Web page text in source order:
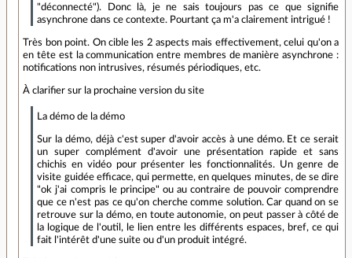
"déconnecté"). Donc là, je ne sais toujours pas ce que signifie
asynchrone dans ce contexte. Pourtant ça m'a clairement intrigué !
Très bon point. On cible les 2 aspects mais effectivement, celui qu'on a
en tête est la communication entre membres de manière asynchrone :
notifications non intrusives, résumés périodiques, etc.
À clarifier sur la prochaine version du site
La démo de la démo
Sur la démo, déjà c'est super d'avoir accès à une démo. Et ce serait
un super complément d'avoir une présentation rapide et sans
chichis en vidéo pour présenter les fonctionnalités. Un genre de
visite guidée efficace, qui permette, en quelques minutes, de se dire
"ok j'ai compris le principe" ou au contraire de pouvoir comprendre
que ce n'est pas ce qu'on cherche comme solution. Car quand on se
retrouve sur la démo, en toute autonomie, on peut passer à côté de
la logique de l'outil, le lien entre les différents espaces, bref, ce qui
fait l'intérêt d'une suite ou d'un produit intégré.